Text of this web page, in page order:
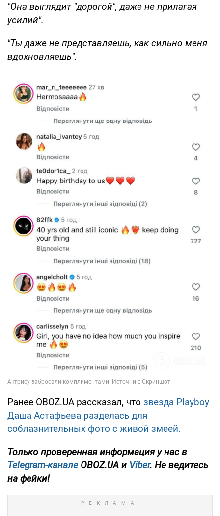
"Она выглядит "дорогой", даже не прилагая
усилий".
"Ты даже не представляешь, как сильно меня
вдохновляешь".
Ранее OBOZ.UA рассказал, что звезда Playboy
Даша Астафьева разделась для
соблазнительных фото с живой змеей.
Только проверенная информация у нас в
Telegram-канале OBOZ.UA и Viber. Не ведитесь
на фейки!